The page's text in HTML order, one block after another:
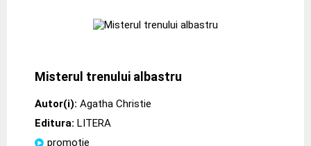
Misterul trenului albastru
Autor(i): Agatha Christie
Editura: LITERA
promoție